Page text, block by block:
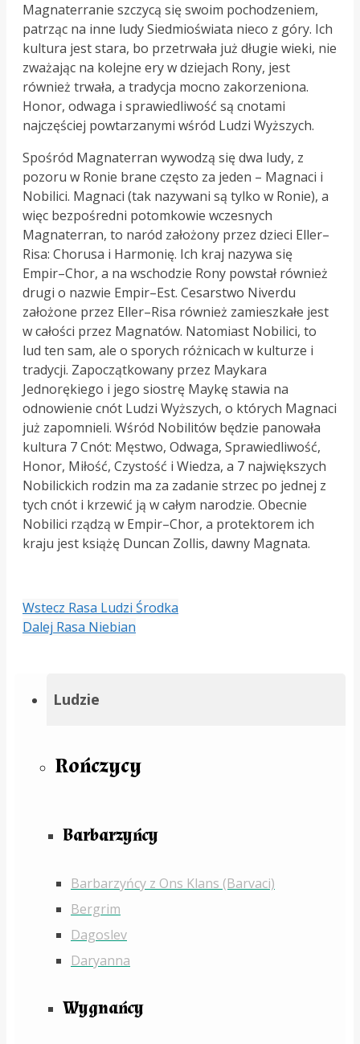
Ludzie
Rończycy
Barbarzyńcy
Barbarzyńcy z Ons Klans (Barvaci)
Bergrim
Dagoslev
Daryanna
Wygnańcy
Magnaterranie szczycą się swoim pochodzeniem,
patrząc na inne ludy Siedmioświata nieco z góry. Ich
kultura jest stara, bo przetrwała już długie wieki, nie
zważając na kolejne ery w dziejach Rony, jest
również trwała, a tradycja mocno zakorzeniona.
Honor, odwaga i sprawiedliwość są cnotami
najczęściej powtarzanymi wśród Ludzi Wyższych.
Spośród Magnaterran wywodzą się dwa ludy, z
pozoru w Ronie brane często za jeden – Magnaci i
Nobilici. Magnaci (tak nazywani są tylko w Ronie), a
więc bezpośredni potomkowie wczesnych
Magnaterran, to naród założony przez dzieci Eller–
Risa: Chorusa i Harmonię. Ich kraj nazywa się
Empir–Chor, a na wschodzie Rony powstał również
drugi o nazwie Empir–Est. Cesarstwo Niverdu
założone przez Eller–Risa również zamieszkałe jest
w całości przez Magnatów. Natomiast Nobilici, to
lud ten sam, ale o sporych różnicach w kulturze i
tradycji. Zapoczątkowany przez Maykara
Jednorękiego i jego siostrę Maykę stawia na
odnowienie cnót Ludzi Wyższych, o których Magnaci
już zapomnieli. Wśród Nobilitów będzie panowała
kultura 7 Cnót: Męstwo, Odwaga, Sprawiedliwość,
Honor, Miłość, Czystość i Wiedza, a 7 największych
Nobilickich rodzin ma za zadanie strzec po jednej z
tych cnót i krzewić ją w całym narodzie. Obecnie
Nobilici rządzą w Empir–Chor, a protektorem ich
kraju jest książę Duncan Zollis, dawny Magnata.
Wstecz Rasa Ludzi Środka
Dalej Rasa Niebian